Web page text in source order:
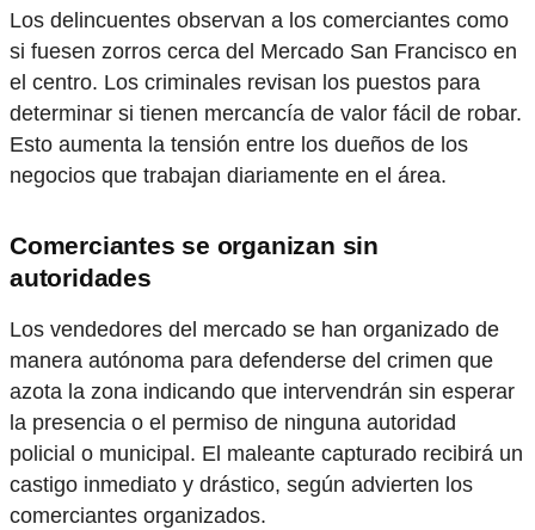
Los delincuentes observan a los comerciantes como
si fuesen zorros cerca del Mercado San Francisco en
el centro. Los criminales revisan los puestos para
determinar si tienen mercancía de valor fácil de robar.
Esto aumenta la tensión entre los dueños de los
negocios que trabajan diariamente en el área.
Comerciantes se organizan sin
autoridades
Los vendedores del mercado se han organizado de
manera autónoma para defenderse del crimen que
azota la zona indicando que intervendrán sin esperar
la presencia o el permiso de ninguna autoridad
policial o municipal. El maleante capturado recibirá un
castigo inmediato y drástico, según advierten los
comerciantes organizados.